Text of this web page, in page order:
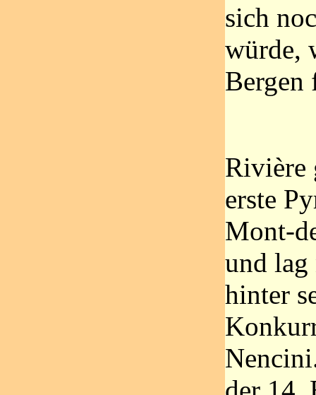
sich
würde,
Bergen
Rivière
erste
Mont-
und
hinter